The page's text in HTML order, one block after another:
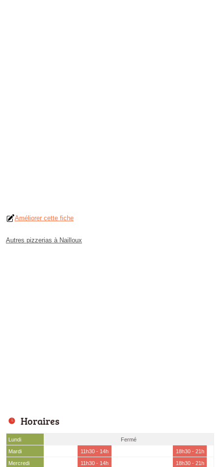
Améliorer cette fiche
Autres pizzerias à Nailloux
Horaires
Lundi
Fermé
Mardi
11h30 - 14h
18h30 - 21h
Mercredi
11h30 - 14h
18h30 - 21h